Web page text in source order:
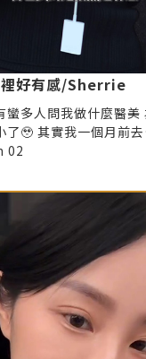
裡好有感/Sherrie
蠻多人問我做什麼醫美
了🥹 其實我一個月前去
養🧰 做了肉毒拉提 現在
來 別人看 跟我自己看
02